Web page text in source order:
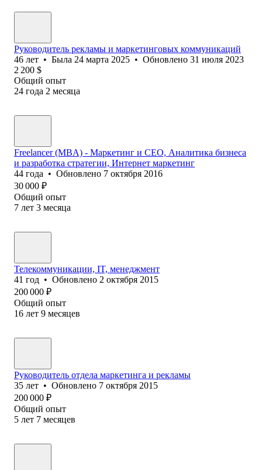
Руководитель рекламы и маркетинговых коммуникаций
46 лет • Была 24 марта 2025 • Обновлено 31 июля 2023
2 200 $
Общий опыт
24 года 2 месяца
Freelancer (MBA) - Маркетинг и СЕО, Аналитика бизнеса
и разработка стратегии, Интернет маркетинг
44 года • Обновлено 7 октября 2016
30 000 ₽
Общий опыт
7 лет 3 месяца
Телекоммуникации, IT, менеджмент
41 год • Обновлено 2 октября 2015
200 000 ₽
Общий опыт
16 лет 9 месяцев
Руководитель отдела маркетинга и рекламы
35 лет • Обновлено 7 октября 2015
200 000 ₽
Общий опыт
5 лет 7 месяцев